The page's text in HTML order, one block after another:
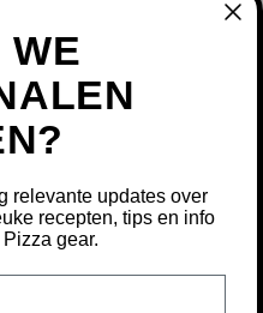
MIJN ACCOUNT
REGISTREREN
MIJN BESTELLINGEN
MIJN TICKETS
MIJN VERLANGLIJST
WE
relevante updates over
recepten, tips en info
gear.